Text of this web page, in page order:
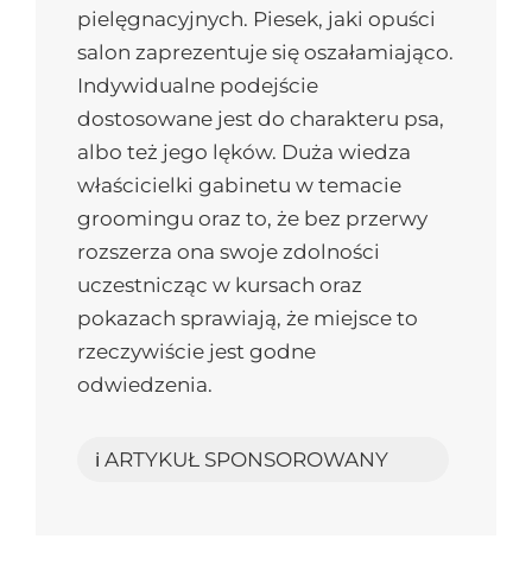
pielęgnacyjnych. Piesek, jaki opuści
salon zaprezentuje się oszałamiająco.
Indywidualne podejście
dostosowane jest do charakteru psa,
albo też jego lęków. Duża wiedza
właścicielki gabinetu w temacie
groomingu oraz to, że bez przerwy
rozszerza ona swoje zdolności
uczestnicząc w kursach oraz
pokazach sprawiają, że miejsce to
rzeczywiście jest godne
odwiedzenia.
ℹ️ ARTYKUŁ SPONSOROWANY